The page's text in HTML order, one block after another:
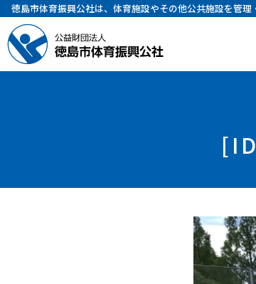
徳島市体育振興公社は、体育施設やその他公共施設を管理